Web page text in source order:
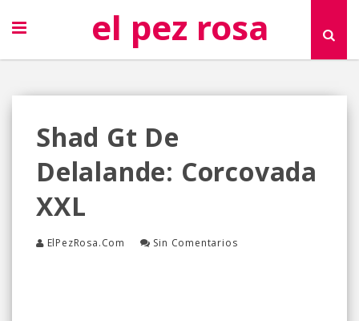
el pez rosa
Shad Gt De
Delalande: Corcovada
XXL
ElPezRosa.com Sin Comentarios